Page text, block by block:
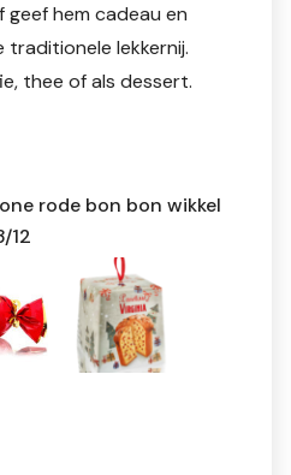
hem cadeau en
traditionele lekkernij.
thee of als dessert.
rode bon bon wikkel
12